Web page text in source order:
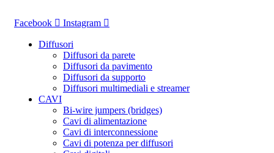
Facebook Instagram
Diffusori
Diffusori da parete
Diffusori da pavimento
Diffusori da supporto
Diffusori multimediali e streamer
CAVI
Bi-wire jumpers (bridges)
Cavi di alimentazione
Cavi di interconnessione
Cavi di potenza per diffusori